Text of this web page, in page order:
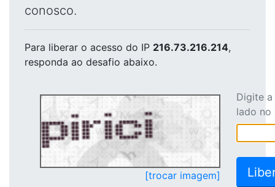
conosco.
Para liberar o acesso do IP 216.73.216.214,
responda ao desafio abaixo.
[trocar imagem]
Digite
lado no